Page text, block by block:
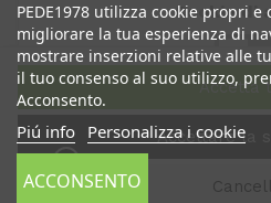
PEDE1978 utilizza cookie propri
migliorare la tua esperienza di
mostrare inserzioni relative alle
il tuo consenso al suo utilizzo,
Acconsento.
Piú info Personalizza i cookie
ACCONSENTO
Cookie di
No
Descrizione
Cookie di
Accettare la
Accetta